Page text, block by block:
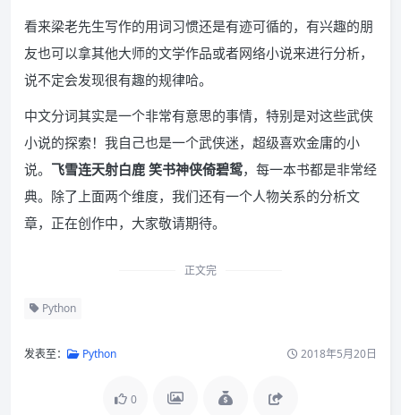
看来梁老先生写作的用词习惯还是有迹可循的，有兴趣的朋
友也可以拿其他大师的文学作品或者网络小说来进行分析，
说不定会发现很有趣的规律哈。
中文分词其实是一个非常有意思的事情，特别是对这些武侠
小说的探索！我自己也是一个武侠迷，超级喜欢金庸的小
说。 飞雪连天射白鹿 笑书神侠倚碧鸳，每一本书都是非常经
典。除了上面两个维度，我们还有一个人物关系的分析文
章，正在创作中，大家敬请期待。
正文完
Python
发表至： Python 2018年5月20日
0